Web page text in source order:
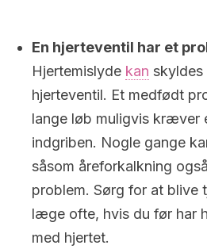
En hjerteventil har et
Hjertemislyde kan
hjerteventil. Et medfødt
lange løb muligvis kræver
indgriben. Nogle gange
såsom åreforkalkning
problem. Sørg for at blive
læge ofte, hvis du før har
med hjertet.